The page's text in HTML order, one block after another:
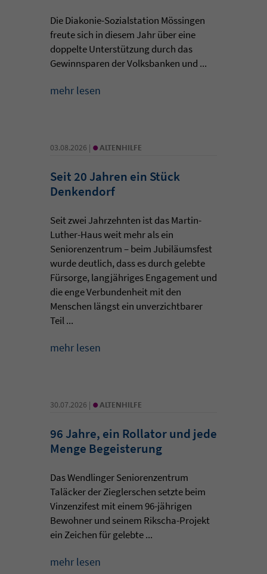
Die Diakonie-Sozialstation Mössingen
freute sich in diesem Jahr über eine
doppelte Unterstützung durch das
Gewinnsparen der Volksbanken und ...
mehr lesen
03.08.2026 | • ALTENHILFE
Seit 20 Jahren ein Stück
Denkendorf
Seit zwei Jahrzehnten ist das Martin-
Luther-Haus weit mehr als ein
Seniorenzentrum – beim Jubiläumsfest
wurde deutlich, dass es durch gelebte
Fürsorge, langjähriges Engagement und
die enge Verbundenheit mit den
Menschen längst ein unverzichtbarer
Teil ...
mehr lesen
30.07.2026 | • ALTENHILFE
96 Jahre, ein Rollator und jede
Menge Begeisterung
Das Wendlinger Seniorenzentrum
Taläcker der Zieglerschen setzte beim
Vinzenzifest mit einem 96-jährigen
Bewohner und seinem Rikscha-Projekt
ein Zeichen für gelebte ...
mehr lesen